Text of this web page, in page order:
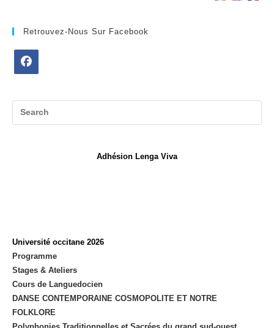
Retrouvez-Nous Sur Facebook
new
Adhésion Lenga Viva
Université occitane 2026
Programme
Stages & Ateliers
Cours de Languedocien
DANSE CONTEMPORAINE COSMOPOLITE ET NOTRE
FOLKLORE